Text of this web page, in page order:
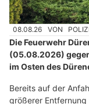
08.08.26 VON
Die Feuerwehr
(05.08.2026)
im Osten des
Bereits auf der
größerer Entfernung